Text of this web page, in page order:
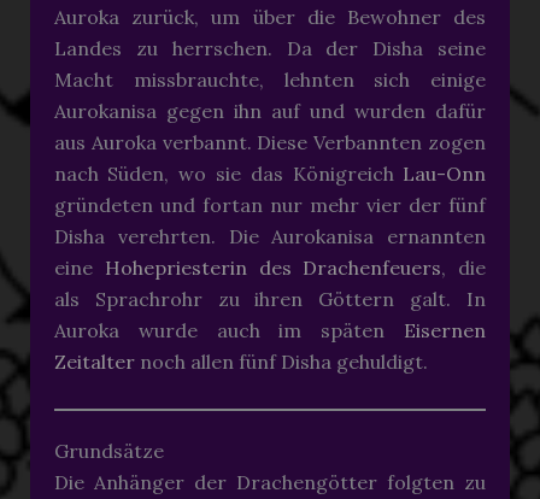
Auroka zurück, um über die Bewohner des
Landes zu herrschen. Da der Disha seine
Macht missbrauchte, lehnten sich einige
Aurokanisa gegen ihn auf und wurden dafür
aus Auroka verbannt. Diese Verbannten zogen
nach Süden, wo sie das Königreich Lau-Onn
gründeten und fortan nur mehr vier der fünf
Disha verehrten. Die Aurokanisa ernannten
eine Hohepriesterin des Drachenfeuers, die
als Sprachrohr zu ihren Göttern galt. In
Auroka wurde auch im späten Eisernen
Zeitalternoch allen fünf Disha gehuldigt.
Grundsätze
Die Anhänger der Drachengötter folgten zu